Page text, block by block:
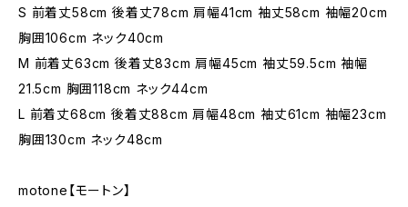
S 前着丈58cm 後着丈78cm 肩幅41cm 袖丈58cm 袖幅20cm
胸囲106cm ネック40cm
M 前着丈63cm 後着丈83cm 肩幅45cm 袖丈59.5cm 袖幅
21.5cm 胸囲118cm ネック44cm
L 前着丈68cm 後着丈88cm 肩幅48cm 袖丈61cm 袖幅23cm
胸囲130cm ネック48cm
motone【モートン】